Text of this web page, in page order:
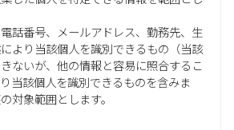
話番号、メールアドレス、勤務先、生
より当該個人を識別できるもの（当該
ないが、他の情報と容易に照合するこ
当該個人を識別できるものを含みま
対象範囲とします。